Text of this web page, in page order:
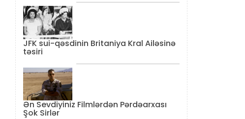
JFK sui-qəsdinin Britaniya Kral Ailəsinə
təsiri
Ən Sevdiyiniz Filmlərdən Pərdəarxası
Şok Sirlər